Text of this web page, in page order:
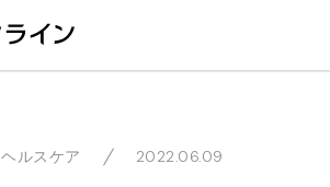
ヘルスケア 2022.06.09